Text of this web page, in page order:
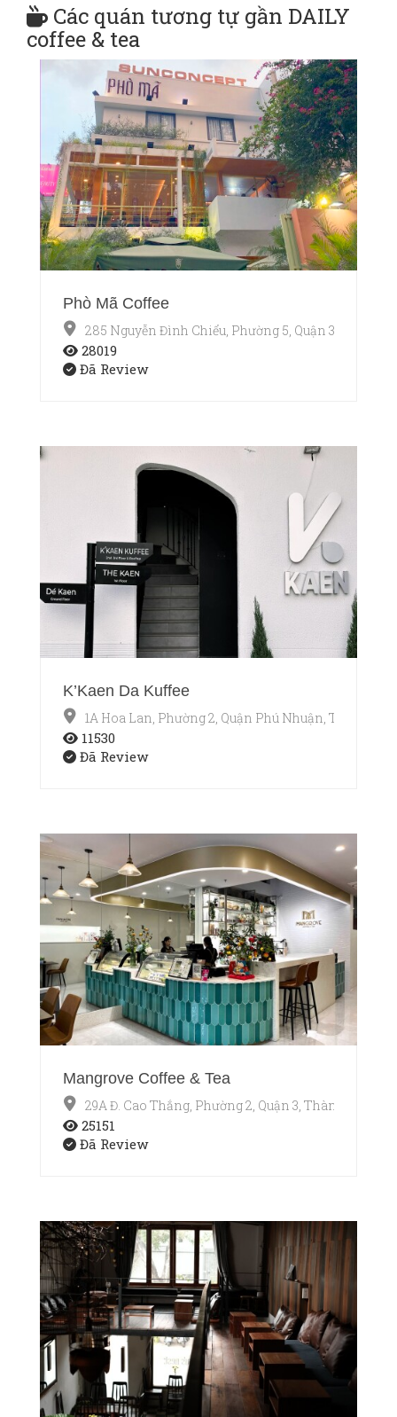
Các quán tương tự gần DAILY
coffee & tea
Phò Mã Coffee
285 Nguyễn Đình Chiểu, Phường 5, Quận 3, Thành
28019
Đã Review
K’Kaen Da Kuffee
1A Hoa Lan, Phường 2, Quận Phú Nhuận, TP.HCM
11530
Đã Review
Mangrove Coffee & Tea
29A Đ. Cao Thắng, Phường 2, Quận 3, Thành phố
25151
Đã Review